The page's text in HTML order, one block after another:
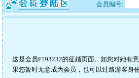
会员编号:
这是会员F193232的征婚页面。如您对她有
果您暂时无意成为会员，也可以过路游客身